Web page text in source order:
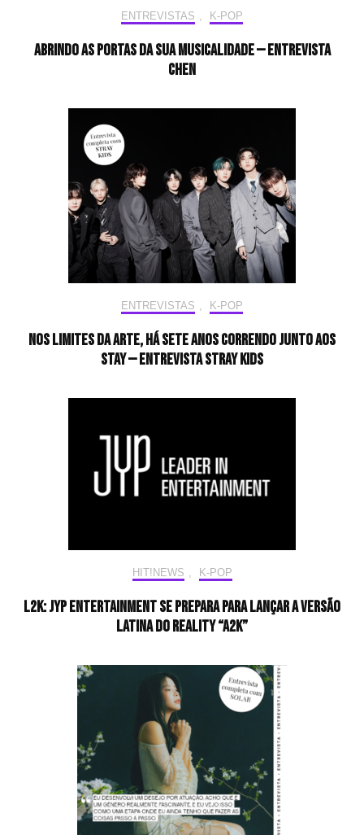
ENTREVISTAS K-POP
Abrindo as portas da sua musicalidade — Entrevista
CHEN
ENTREVISTAS K-POP
Nos limites da arte, há sete anos correndo junto aos
STAY — Entrevista Stray Kids
HIT!NEWS K-POP
L2K: JYP Entertainment se prepara para lançar a versão
latina do reality “A2K”